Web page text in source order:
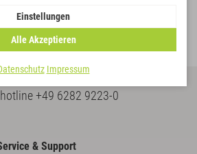
+49 6282 9223-0
& Support
Einstellungen
Alle Akzeptieren
Impressum